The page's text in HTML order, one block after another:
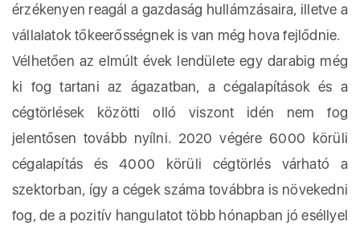
érzékenyen reagál a gazdaság hullámzásaira, illetve a
vállalatok tőkeerősségnek is van még hova fejlődnie.
Vélhetően az elmúlt évek lendülete egy darabig még
ki fog tartani az ágazatban, a cégalapítások és a
cégtörlések közötti olló viszont idén nem fog
jelentősen tovább nyílni. 2020 végére 6000 körüli
cégalapítás és 4000 körüli cégtörlés várható a
szektorban, így a cégek száma továbbra is növekedni
fog, de a pozitív hangulatot több hónapban jó eséllyel